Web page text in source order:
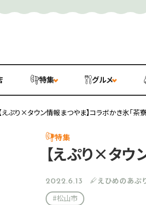
特集 グルメ
えぷり×タウン情報まつやま】コラボかき氷「茶
特集
【えぷり×タウ
2022.6.13
えひめのあぷ
#松山市